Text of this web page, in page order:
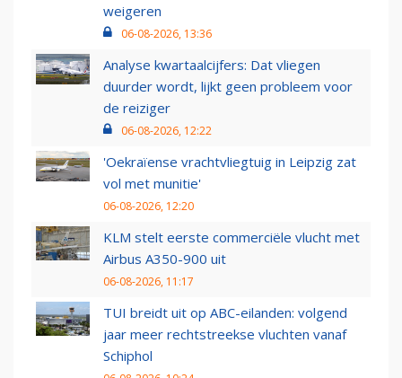
weigeren
06-08-2026, 13:36
Analyse kwartaalcijfers: Dat vliegen
duurder wordt, lijkt geen probleem voor
de reiziger
06-08-2026, 12:22
'Oekraïense vrachtvliegtuig in Leipzig zat
vol met munitie'
06-08-2026, 12:20
KLM stelt eerste commerciële vlucht met
Airbus A350-900 uit
06-08-2026, 11:17
TUI breidt uit op ABC-eilanden: volgend
jaar meer rechtstreekse vluchten vanaf
Schiphol